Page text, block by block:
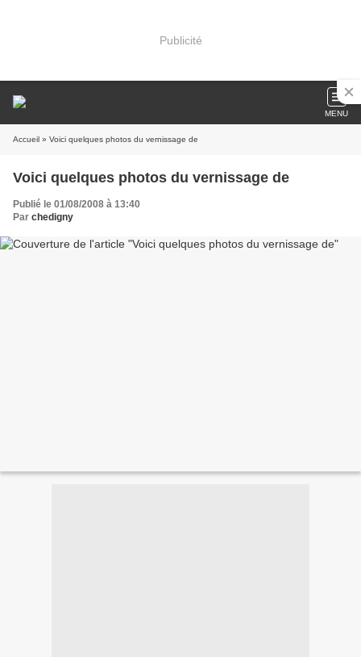
Publicité
MENU
Accueil » Voici quelques photos du vernissage de
Voici quelques photos du vernissage de
Publié le 01/08/2008 à 13:40
Par chedigny